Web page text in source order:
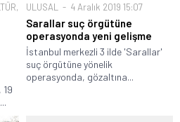
,
19
ULUSAL 4 Aralık 2019 15:07
Sarallar suç örgütüne
operasyonda yeni gelişme
İstanbul merkezli 3 ilde 'Sarallar'
suç örgütüne yönelik
operasyonda, gözaltına...